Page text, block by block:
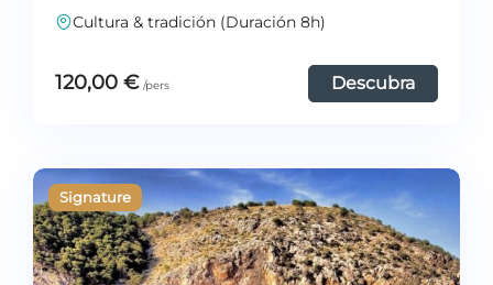
Cultura & tradición (Duración 8h)
120,00 € Descubra